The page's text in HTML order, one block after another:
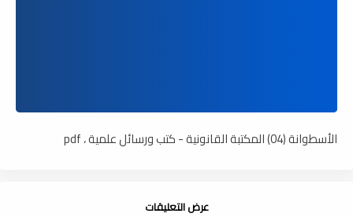
الأسطوانة (04) المكتبة القانونية - كتب ورسائل علمية ، pdf
عرض التعليقات